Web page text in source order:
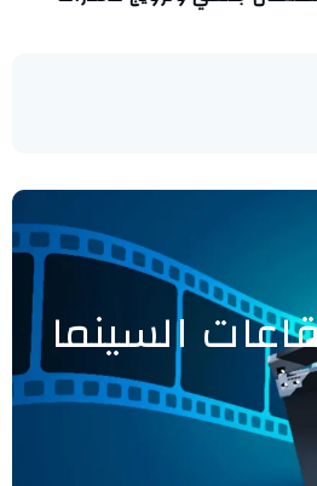
السينما